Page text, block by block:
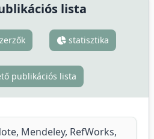
lista
statisztika
publikációs lista
Mendeley, RefWorks,